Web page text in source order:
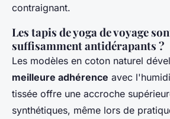
contraignant.
Les tapis de yoga de voyage
suffisamment antidérapants ?
Les modèles en coton naturel
meilleure adhérence avec
tissée offre une accroche
synthétiques, même lors de